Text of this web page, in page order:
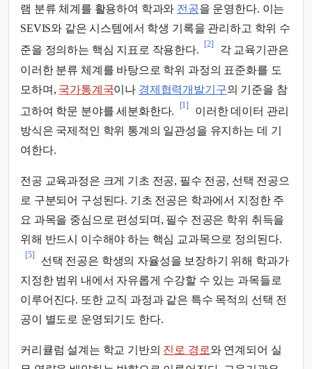
램 분류 체계를 활용하여 학과와 전공을 운영한다. 이는
SEVIS와 같은 시스템에서 학생 기록을 관리하고 학위 수
준을 정의하는 핵심 지표로 작용한다.
[2]
각 교육기관은
이러한 분류 체계를 바탕으로 학위 과정의 표준화를 도
모하며, 국가통계국이나 경제협력개발기구의 기준을 참
고하여 학문 분야를 세분화한다.
[1]
이러한 데이터 관리
방식은 국제적인 학위 통계의 일관성을 유지하는 데 기
여한다.
전공 교육과정은 크게 기초 전공, 필수 전공, 선택 전공으
로 구분되어 구성된다. 기초 전공은 학과에서 지정한 주
요 과목을 중심으로 편성되며, 필수 전공은 학위 취득을
위해 반드시 이수해야 하는 핵심 교과목으로 정의된다.
[5]
선택 전공은 학생의 자율성을 보장하기 위해 학과가
지정한 범위 내에서 자유롭게 수강할 수 있는 과목들로
이루어진다. 또한 교직 과정과 같은 특수 목적의 선택 전
공이 별도로 운영되기도 한다.
커리큘럼 설계는 학교 기반의 진로 경로와 연계되어 실